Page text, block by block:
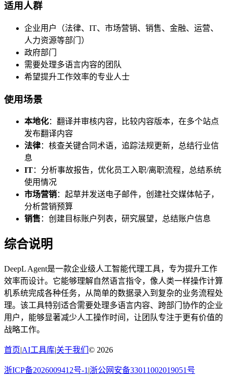
适用人群
企业用户（法律、IT、市场营销、销售、金融、运营、
人力资源等部门）
政府部门
需要处理多语言内容的团队
希望提升工作效率的专业人士
使用场景
本地化：翻译并审核内容，比较内容版本，在多个站点
发布翻译内容
法律：核查关键合同术语，追踪法规更新，总结行业信
息
IT：分析事故报告，优化员工入职/离职流程，总结系统
使用情况
市场营销：起草并发送电子邮件，创建社交媒体帖子，
分析营销预算
销售 ：创建目标账户列表，研究展望，总结账户信息
综合说明
DeepL Agent是一款企业级人工智能代理工具，专为提升工作
效率而设计。它能够理解自然语言指令，像人类一样操作计算
机系统完成各种任务，从简单的数据录入到复杂的业务流程处
理。该工具特别适合需要处理多语言内容、跨部门协作的企业
用户，能够显著减少人工操作时间，让团队专注于更有价值的
战略工作。
首页|AI工具库|关于我们 © 2026
浙ICP备2026009412号-1 |浙公网安备33011002019051号